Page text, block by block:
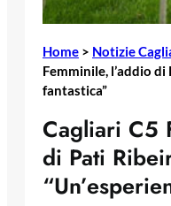
Home > Notizie
Femminile, l’addio di
fantastica”
Cagliari C5
di Pati